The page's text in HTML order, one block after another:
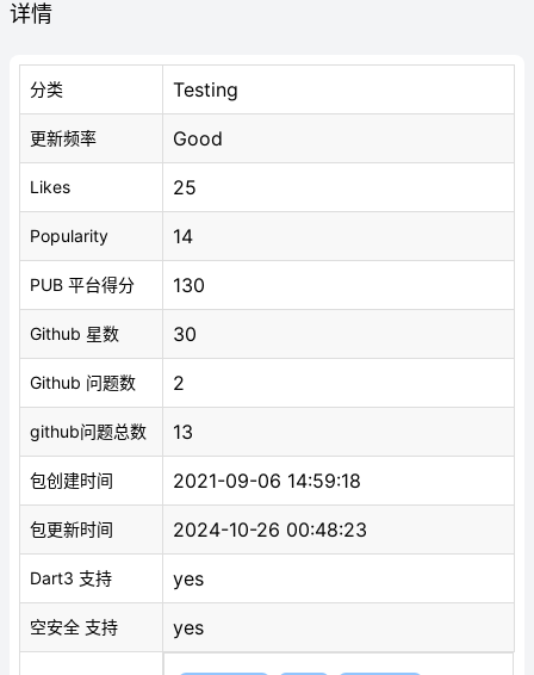
详情
分类 Testing
更新频率 Good
Likes 25
Popularity 14
PUB 平台得分 130
Github 星数 30
Github 问题数 2
github问题总数 13
包创建时间 2021-09-06 14:59:18
包更新时间 2024-10-26 00:48:23
Dart3 支持 yes
空安全 支持 yes